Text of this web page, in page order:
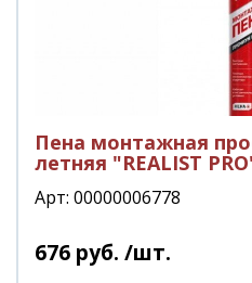
Пена монтажная
летняя "REALIST
Арт: 00000006778
676 руб. /шт.